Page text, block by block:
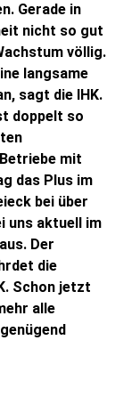
Gerade in
nicht so gut
völlig.
langsame
sagt die IHK.
doppelt so
mit
das Plus im
bei über
uns aktuell im
Der
die
Schon jetzt
alle